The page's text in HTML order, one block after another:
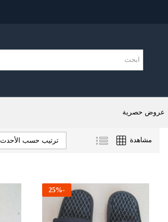
عروض حصرية
مشاهدة ترتيب حسب الأحدث
-
25%